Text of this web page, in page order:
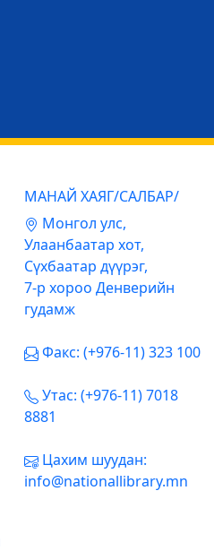
МАНАЙ ХАЯГ/САЛБАР/
Mонгол улс,
Улаанбаатар хот,
Сүхбаатар дүүрэг,
7-р хороо Денверийн
гудамж
Факс: (+976-11) 323 100
Утас: (+976-11) 7018
8881
Цахим шуудан:
info@nationallibrary.mn